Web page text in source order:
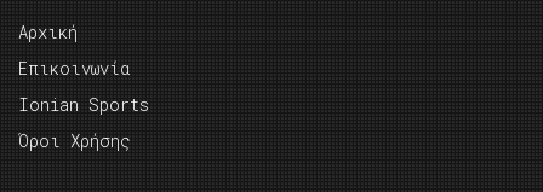
Αρχική
Επικοινωνία
Ionian Sports
Όροι Χρήσης